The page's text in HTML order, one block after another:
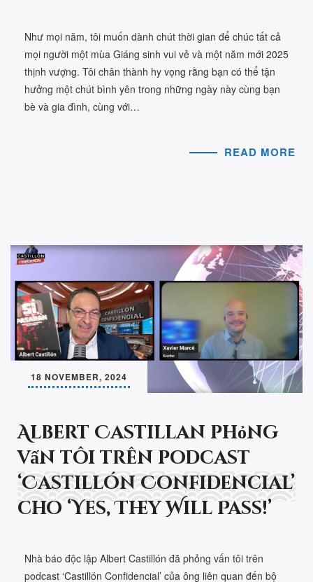
Như mọi năm, tôi muốn dành chút thời gian để chúc tất cả
mọi người một mùa Giáng sinh vui vẻ và một năm mới 2025
thịnh vượng. Tôi chân thành hy vọng rằng bạn có thể tận
hưởng một chút bình yên trong những ngày này cùng bạn
bè và gia đình, cùng với…
READ MORE
18 NOVEMBER, 2024
Albert Castillan phỏng
vấn tôi trên podcast
‘Castillón Confidencial’
cho ‘Yes, They Will Pass!’
Nhà báo độc lập Albert Castillón đã phỏng vấn tôi trên
podcast ‘Castillón Confidencial’ của ông liên quan đến bộ